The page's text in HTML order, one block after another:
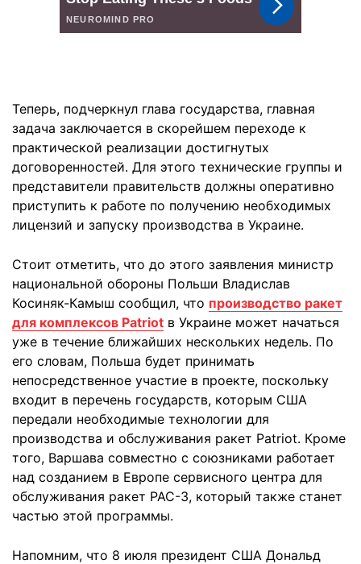
Теперь, подчеркнул глава государства, главная
задача заключается в скорейшем переходе к
практической реализации достигнутых
договоренностей. Для этого технические группы и
представители правительств должны оперативно
приступить к работе по получению необходимых
лицензий и запуску производства в Украине.
Стоит отметить, что до этого заявления министр
национальной обороны Польши Владислав
Косиняк-Камыш сообщил, что производство ракет
для комплексов Patriot в Украине может начаться
уже в течение ближайших нескольких недель. По
его словам, Польша будет принимать
непосредственное участие в проекте, поскольку
входит в перечень государств, которым США
передали необходимые технологии для
производства и обслуживания ракет Patriot. Кроме
того, Варшава совместно с союзниками работает
над созданием в Европе сервисного центра для
обслуживания ракет PAC-3, который также станет
частью этой программы.
Напомним, что 8 июля президент США Дональд